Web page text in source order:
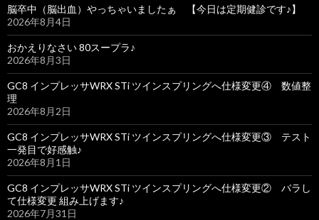
脳卒中（脳出血）やっちゃいましたぁ 【今日は定期健診です♪】
2026年8月4日
おかえりなさい 80スープラ♪
2026年8月3日
GC8 インプレッサWRX STi ツインスプリングへ仕様変更④ 数値整
理
2026年8月2日
GC8 インプレッサWRX STi ツインスプリングへ仕様変更③ テスト
一発目で好感触♪
2026年8月1日
GC8 インプレッサWRX STi ツインスプリングへ仕様変更② バラし
て仕様変更 組み上げます♪
2026年7月31日